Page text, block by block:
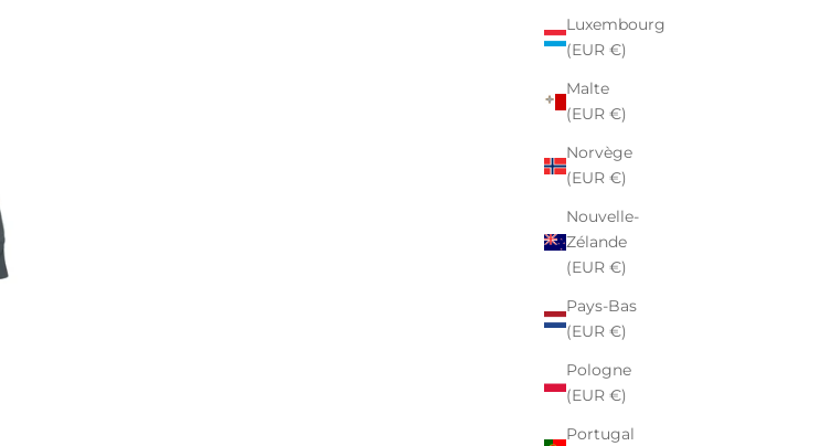
Luxembourg
(EUR €)
Malte
(EUR €)
Norvège
(EUR €)
Nouvelle-
Zélande
(EUR €)
Pays-Bas
(EUR €)
Pologne
(EUR €)
Portugal